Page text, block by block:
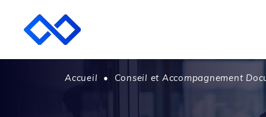
Accueil • Conseil et Accompagnement